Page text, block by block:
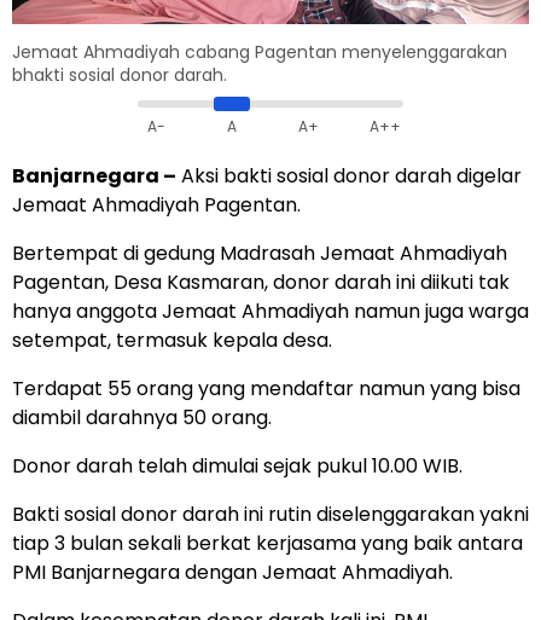
Jemaat Ahmadiyah cabang Pagentan menyelenggarakan
bhakti sosial donor darah.
A- A A+ A++
Banjarnegara – Aksi bakti sosial donor darah digelar
Jemaat Ahmadiyah Pagentan.
Bertempat di gedung Madrasah Jemaat Ahmadiyah
Pagentan, Desa Kasmaran, donor darah ini diikuti tak
hanya anggota Jemaat Ahmadiyah namun juga warga
setempat, termasuk kepala desa.
Terdapat 55 orang yang mendaftar namun yang bisa
diambil darahnya 50 orang.
Donor darah telah dimulai sejak pukul 10.00 WIB.
Bakti sosial donor darah ini rutin diselenggarakan yakni
tiap 3 bulan sekali berkat kerjasama yang baik antara
PMI Banjarnegara dengan Jemaat Ahmadiyah.